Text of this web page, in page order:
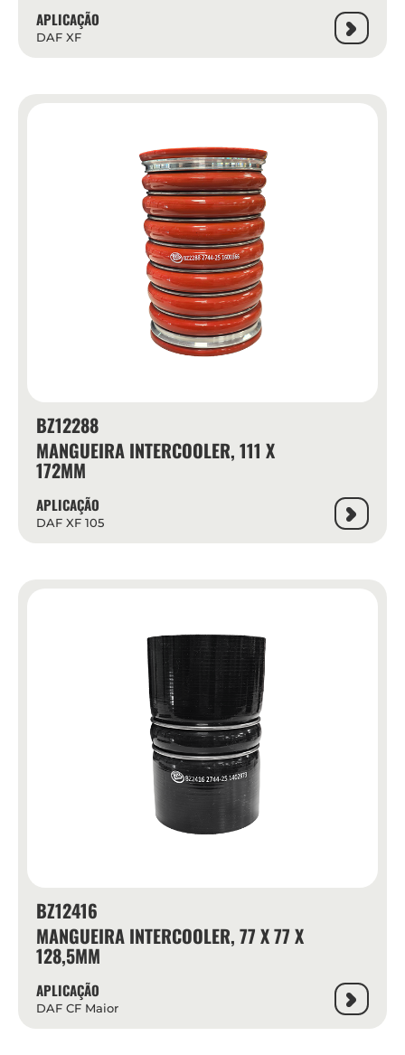
APLICAÇÃO
DAF XF
BZ12288
MANGUEIRA INTERCOOLER, 111 X
172MM
APLICAÇÃO
DAF XF 105
BZ12416
MANGUEIRA INTERCOOLER, 77 X 77 X
128,5MM
APLICAÇÃO
DAF CF Maior